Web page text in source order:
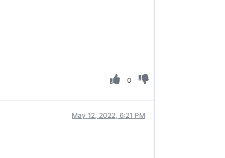
0
May 12, 2022, 6:21 PM